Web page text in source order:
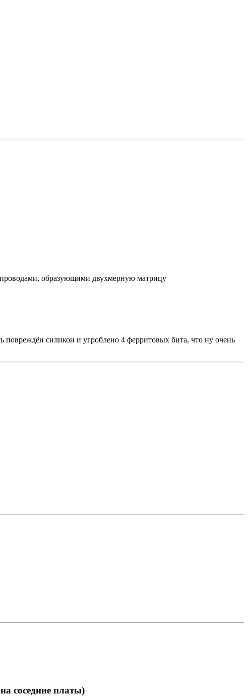
проводами, образующими двухмерную матрицу
силикон и угроблено 4 ферритовых бита, что ну очень
соседние платы)